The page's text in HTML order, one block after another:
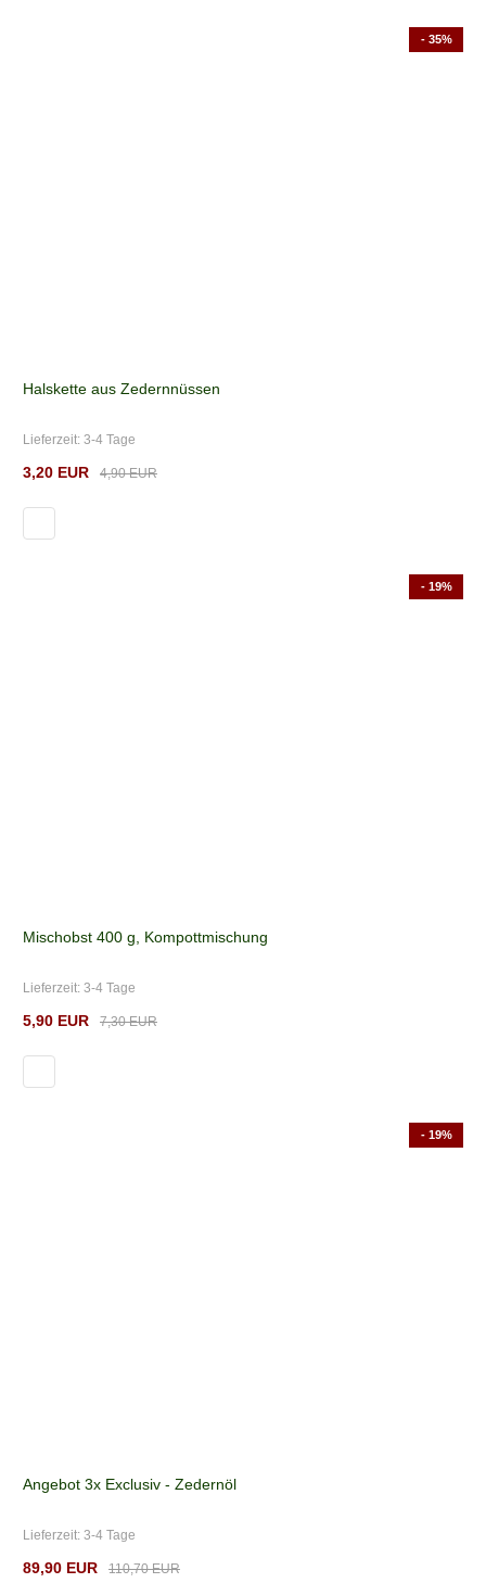
Halskette aus Zedernnüssen
Lieferzeit: 3-4 Tage
3,20 EUR 4,90 EUR
- 35%
Mischobst 400 g, Kompottmischung
Lieferzeit: 3-4 Tage
5,90 EUR 7,30 EUR
- 19%
Angebot 3x Exclusiv - Zedernöl
Lieferzeit: 3-4 Tage
89,90 EUR 110,70 EUR
- 19%